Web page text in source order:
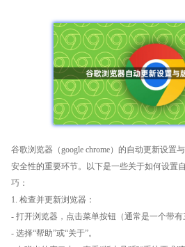
谷歌浏览器（google chrome）的自动更新设置
安全性的重要环节。以下是一些关于如何设置
巧：
1. 检查并更新浏览器：
- 打开浏览器，点击菜单按钮（通常是一个带有
- 选择“帮助”或“关于”。